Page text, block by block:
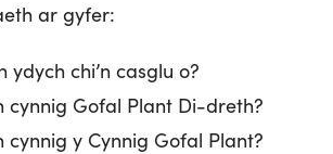
ar gyfer:
ydych chi’n casglu o?
cynnig Gofal Plant Di-dreth?
cynnig y Cynnig Gofal Plant?